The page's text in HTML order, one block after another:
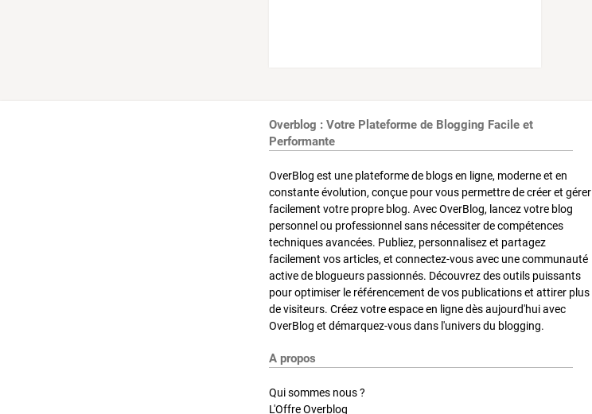
Overblog : Votre Plateforme de Blogging Facile et
Performante
OverBlog est une plateforme de blogs en ligne, moderne et en
constante évolution, conçue pour vous permettre de créer et gérer
facilement votre propre blog. Avec OverBlog, lancez votre blog
personnel ou professionnel sans nécessiter de compétences
techniques avancées. Publiez, personnalisez et partagez
facilement vos articles, et connectez-vous avec une communauté
active de blogueurs passionnés. Découvrez des outils puissants
pour optimiser le référencement de vos publications et attirer plus
de visiteurs. Créez votre espace en ligne dès aujourd'hui avec
OverBlog et démarquez-vous dans l'univers du blogging.
A propos
Qui sommes nous ?
L'Offre Overblog